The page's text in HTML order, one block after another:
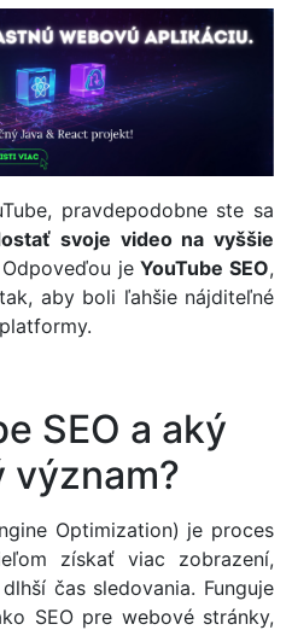
pravdepodobne ste sa
svoje video na vyššie
Odpoveďou jeYouTube SEO,
aby boli ľahšie nájditeľné
SEO a aký
význam?
Optimization) je proces
získať viac zobrazení,
čas sledovania. Funguje
SEO pre webové stránky,